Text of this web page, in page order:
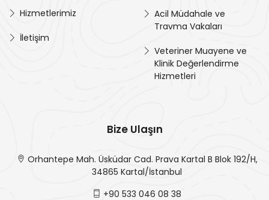
Hizmetlerimiz
İletişim
Acil Müdahale ve
Travma Vakaları
Veteriner Muayene ve
Klinik Değerlendirme
Hizmetleri
Bize Ulaşın
Orhantepe Mah. Üsküdar Cad. Prava Kartal B Blok 192/H,
34865 Kartal/İstanbul
+90 533 046 08 38